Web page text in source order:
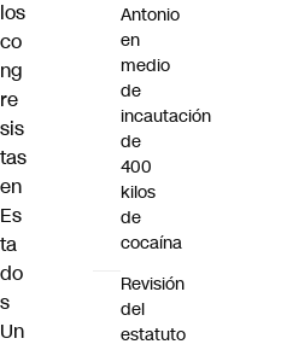
los
co
ng
re
sis
tas
en
Es
ta
do
s
Un
Antonio
en
medio
de
incautación
de
400
kilos
de
cocaína
Revisión
del
estatuto